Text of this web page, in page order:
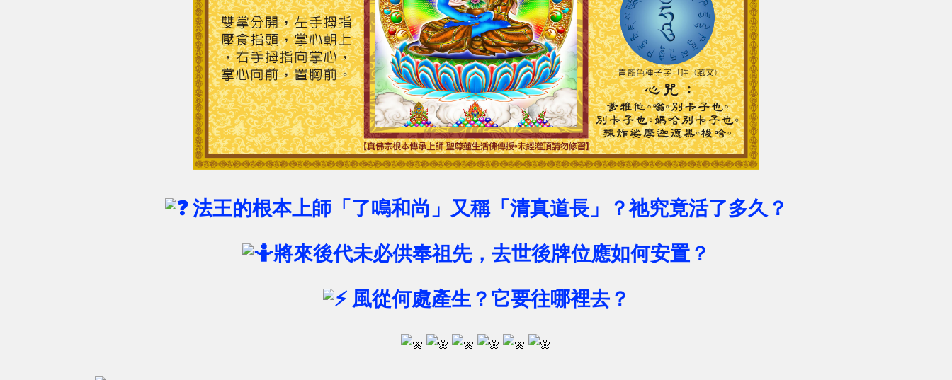
法王的根本上師「了鳴和尚」又稱「清真道長」？祂究竟活了多久？
將來後代未必供奉祖先，去世後牌位應如何安置？
風從何處產生？它要往哪裡去？